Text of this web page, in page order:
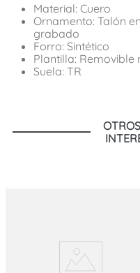
Material: Cuero
Ornamento: Talón
grabado
Forro: Sintético
Plantilla: Removible
Suela: TR